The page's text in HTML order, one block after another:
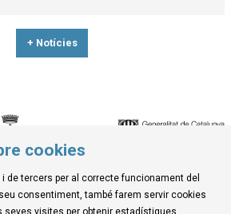
+ Notícies
de Montgrí
cookies
de tercers per al correcte funcionament del
consentiment, també farem servir cookies
seves visites per obtenir estadístiques